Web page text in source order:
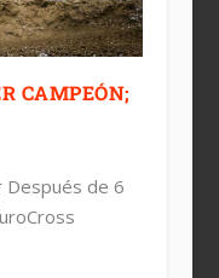
CAMPEÓN;
de 6